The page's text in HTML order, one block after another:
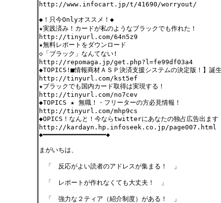
http://www.infocart.jp/t/41690/worryout/
◆！只今Onlyオススメ！◆
★実践済み！カードが私のようなブラックでも作れた！
http://tinyurl.com/64n5z9
★無料レポートをダウンロード
◇「ブラック」なんてない!
http://repomaga.jp/get.php?l=fe99df03a4
◆TOPICS!■情報商材ＡＳＰ決済支援システムの決定版！】誕
http://tinyurl.com/kst5ef
★ブラックでも国内カード取得は実現する！
http://tinyurl.com/no7cev
◆TOPICS ★ 無職！・フリーターの方必見情報！
http://tinyurl.com/mhp9cs
◆OPICS！なんと！今ならtwitterにあなたの独占広告出ます
http://kardayn.hp.infoseek.co.jp/page007.html
◆━━━━━━━━━━━━━━━━◆
まがいちは、
「 反応がよい読者のアドレスが集まる！ 」
「 レポートが作れなくても大丈夫！ 」
「 強力な２ティア（紹介制度）がある！ 」